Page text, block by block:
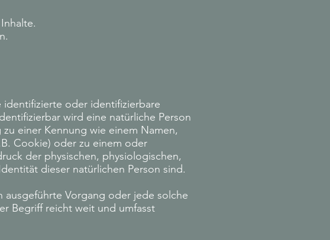
identifizierte oder identifizierbare
wird eine natürliche Person
einer Kennung wie einem Namen,
Cookie) oder zu einem oder
der physischen, physiologischen,
dieser natürlichen Person sind.
ausgeführte Vorgang oder jede solche
Begriff reicht weit und umfasst